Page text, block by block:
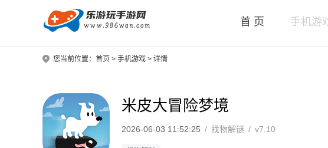
首 页 手机游
您当前位置： 首页 > 手机游戏 > 详情
米皮大冒险梦境
2026-06-03 11:52:25 / 找物解谜 / v7.10